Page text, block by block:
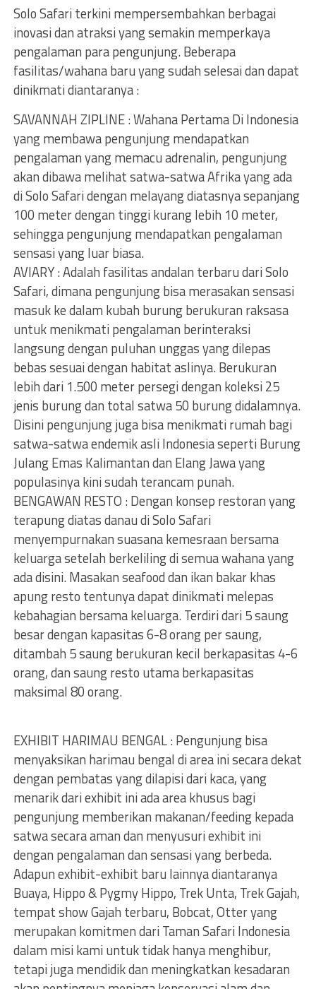
Solo Safari terkini mempersembahkan berbagai
inovasi dan atraksi yang semakin memperkaya
pengalaman para pengunjung. Beberapa
fasilitas/wahana baru yang sudah selesai dan dapat
dinikmati diantaranya :
SAVANNAH ZIPLINE : Wahana Pertama Di Indonesia
yang membawa pengunjung mendapatkan
pengalaman yang memacu adrenalin, pengunjung
akan dibawa melihat satwa-satwa Afrika yang ada
di Solo Safari dengan melayang diatasnya sepanjang
100 meter dengan tinggi kurang lebih 10 meter,
sehingga pengunjung mendapatkan pengalaman
sensasi yang luar biasa.
AVIARY : Adalah fasilitas andalan terbaru dari Solo
Safari, dimana pengunjung bisa merasakan sensasi
masuk ke dalam kubah burung berukuran raksasa
untuk menikmati pengalaman berinteraksi
langsung dengan puluhan unggas yang dilepas
bebas sesuai dengan habitat aslinya. Berukuran
lebih dari 1.500 meter persegi dengan koleksi 25
jenis burung dan total satwa 50 burung didalamnya.
Disini pengunjung juga bisa menikmati rumah bagi
satwa-satwa endemik asli Indonesia seperti Burung
Julang Emas Kalimantan dan Elang Jawa yang
populasinya kini sudah terancam punah.
BENGAWAN RESTO : Dengan konsep restoran yang
terapung diatas danau di Solo Safari
menyempurnakan suasana kemesraan bersama
keluarga setelah berkeliling di semua wahana yang
ada disini. Masakan seafood dan ikan bakar khas
apung resto tentunya dapat dinikmati melepas
kebahagian bersama keluarga. Terdiri dari 5 saung
besar dengan kapasitas 6-8 orang per saung,
ditambah 5 saung berukuran kecil berkapasitas 4-6
orang, dan saung resto utama berkapasitas
maksimal 80 orang.
EXHIBIT HARIMAU BENGAL : Pengunjung bisa
menyaksikan harimau bengal di area ini secara dekat
dengan pembatas yang dilapisi dari kaca, yang
menarik dari exhibit ini ada area khusus bagi
pengunjung memberikan makanan/feeding kepada
satwa secara aman dan menyusuri exhibit ini
dengan pengalaman dan sensasi yang berbeda.
Adapun exhibit-exhibit baru lainnya diantaranya
Buaya, Hippo & Pygmy Hippo, Trek Unta, Trek Gajah,
tempat show Gajah terbaru, Bobcat, Otter yang
merupakan komitmen dari Taman Safari Indonesia
dalam misi kami untuk tidak hanya menghibur,
tetapi juga mendidik dan meningkatkan kesadaran